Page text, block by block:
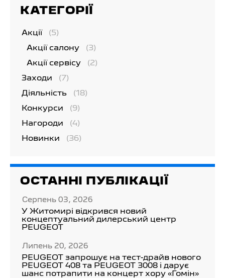
КАТЕГОРІЇ
Акції (5)
Акції салону (3)
Акції сервісу (2)
Заходи (7)
Діяльність (18)
Конкурси (9)
Нагороди (4)
Новинки (36)
ОСТАННІ ПУБЛІКАЦІЇ
Серпень 03, 2026
У Житомирі відкрився новий
концептуальний дилерський центр
PEUGEOT
Липень 20, 2026
PEUGEOT запрошує на тест-драйв нового
PEUGEOT 408 та PEUGEOT 3008 і дарує
шанс потрапити на концерт хору «Гомін»